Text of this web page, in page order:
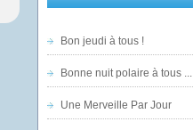
Bon jeudi à tous !
Bonne nuit polaire à tous ...
Une Merveille Par Jour